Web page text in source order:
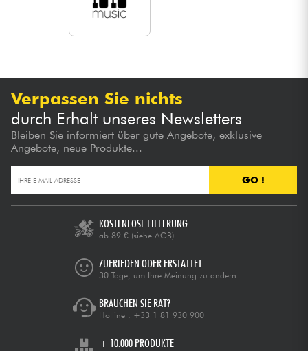
Verpassen Sie nichts
durch Erhalt unseres Newsletters
Bleiben Sie informiert über gute Angebote, exklusive
Angebote, neue Produkte...
GO !
KOSTENLOSE LIEFERUNG
ab 89 € (siehe AGB)
ZUFRIEDEN ODER ERSTATTET
30 Tage, um Ihre Meinung zu ändern
BRAUCHEN SIE RAT?
Hotline : +33 1 81 930 900
+ 10.000 PRODUKTE